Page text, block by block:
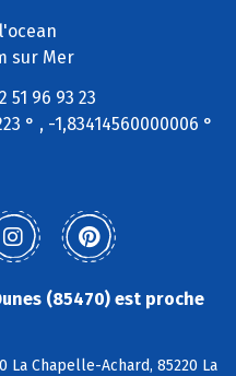
sur Mer
51 96 93 23
° , -1,83414560000006 °
(85470) est proche
La Chapelle-Achard, 85220 La